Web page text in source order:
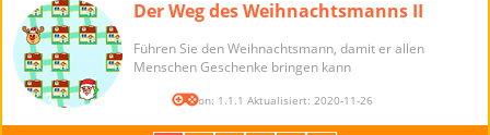
Der Weg des Weihnachtsmanns II
Führen Sie den Weihnachtsmann, damit er allen
Menschen Geschenke bringen kann
Version: 1.1.1 Aktualisiert: 2020-11-26